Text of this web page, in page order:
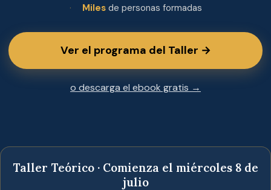
Milesde personas formadas
Ver el programa del Taller →
o descarga el ebook gratis →
Taller Teórico · Comienza el miércoles 8 de
julio